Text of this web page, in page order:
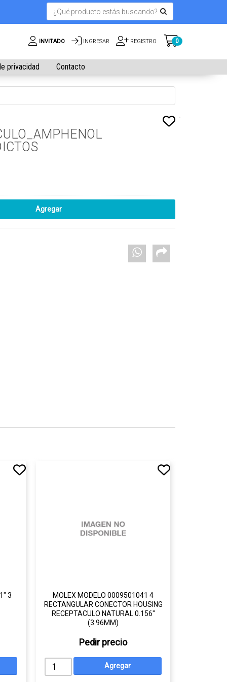
INVITADO INGRESAR REGISTRO 0
privacidad Contacto
3
MOLEX MODELO 0009501041 4
RECTANGULAR CONECTOR HOUSING
RECEPTACULO NATURAL 0.156"
(3.96MM)
Pedir precio